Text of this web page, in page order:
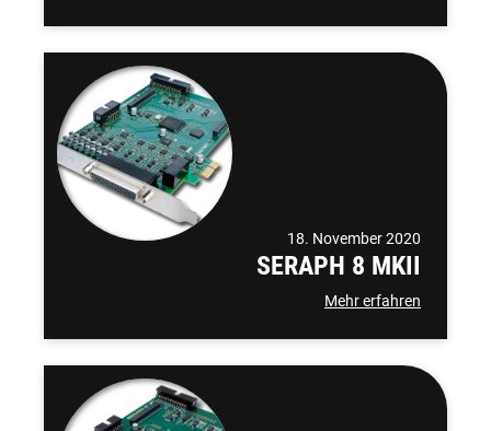
18. November 2020
SERAPH 8 MKII
Mehr erfahren